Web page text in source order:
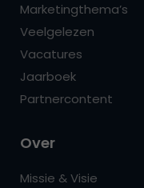
Marketingthema’s
Veelgelezen
Vacatures
Jaarboek
Partnercontent
Over
Missie & Visie